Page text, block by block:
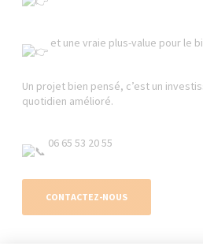
et une vraie plus-value pour le
Un projet bien pensé, c’est un
quotidien amélioré.
06 65 53 20 55
CONTACTEZ-NOUS